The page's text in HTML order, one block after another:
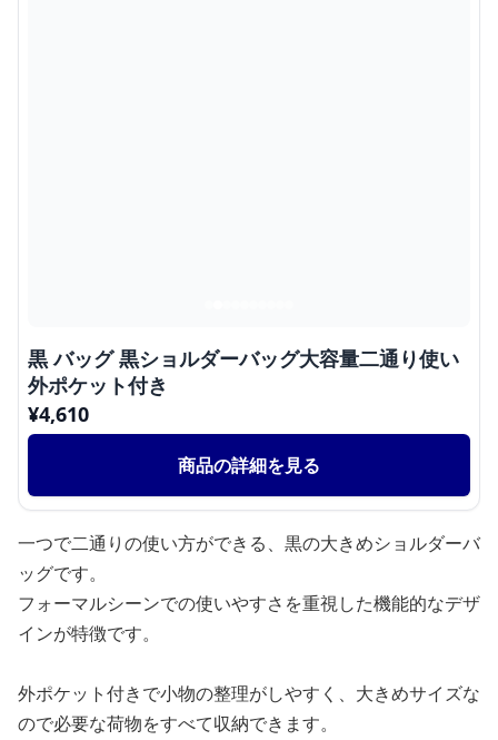
黒 バッグ 黒ショルダーバッグ大容量二通り使い
外ポケット付き
¥4,610
商品の詳細を見る
一つで二通りの使い方ができる、黒の大きめショルダーバ
ッグです。
フォーマルシーンでの使いやすさを重視した機能的なデザ
インが特徴です。
外ポケット付きで小物の整理がしやすく、大きめサイズな
ので必要な荷物をすべて収納できます。